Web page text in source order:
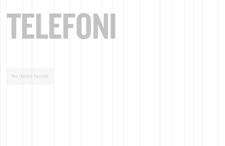
TELEFONI
No items found.